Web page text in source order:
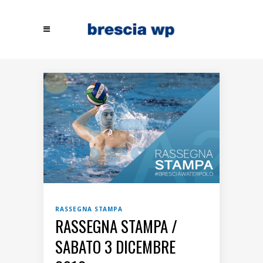
RASSEGNA STAMPA
RASSEGNA STAMPA /
SABATO 3 DICEMBRE